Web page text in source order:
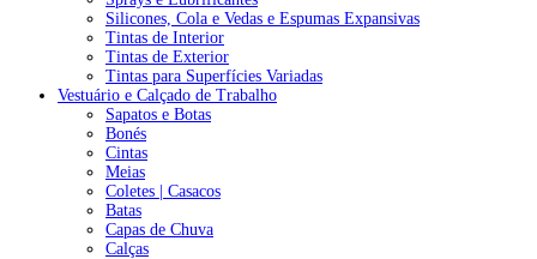
Silicones, Cola e Vedas e Espumas Expansivas
Tintas de Interior
Tintas de Exterior
Tintas para Superfícies Variadas
Vestuário e Calçado de Trabalho
Sapatos e Botas
Bonés
Cintas
Meias
Coletes | Casacos
Batas
Capas de Chuva
Calças